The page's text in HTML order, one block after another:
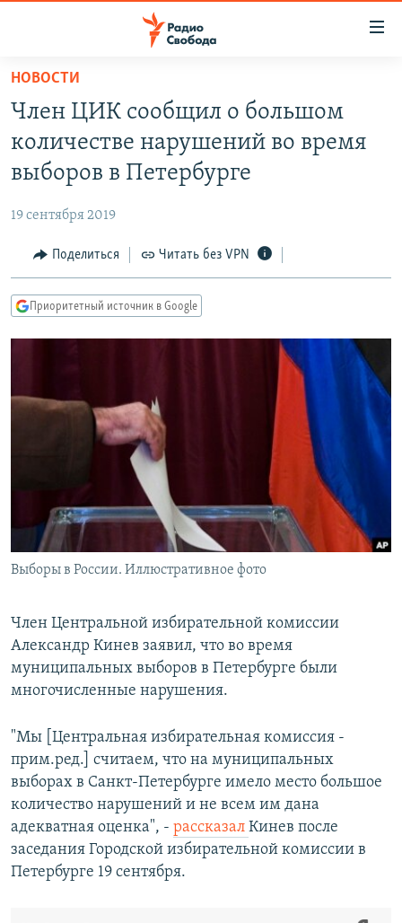
упрощенного
доступа
основному
Вернутся
Вернутся
ПОДКАСТЫ
АВТОРСКИЕ ПРОЕКТЫ
МНЕНИЯ
КУЛЬТУРА
КАВКАЗ.РЕАЛИИ
РАСПИСАНИЕ ВЕЩАНИЯ
ПОДПИШИТЕСЬ НА РАССЫЛКУ
Все сайты РСЕ/РС
НОВОСТИ
Член ЦИК сообщил о большом
количестве нарушений во время
выборов в Петербурге
19 сентября 2019
Поделиться Читать без VPN
Приоритетный источник в Google
Выборы в России. Иллюстративное фото
Член Центральной избирательной комиссии
Александр Кинев заявил, что во время
муниципальных выборов в Петербурге были
многочисленные нарушения.
"Мы [Центральная избирательная комиссия -
прим.ред.] считаем, что на муниципальных
выборах в Санкт-Петербурге имело место большое
количество нарушений и не всем им дана
адекватная оценка", - рассказал Кинев после
заседания Городской избирательной комиссии в
Петербурге 19 сентября.